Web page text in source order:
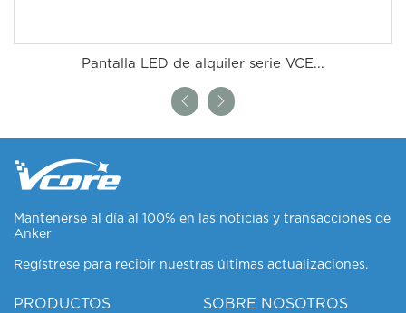
Pantalla LED de alquiler serie VCE...
Mantenerse al día al 100% en las noticias y transacciones de
Anker
Regístrese para recibir nuestras últimas actualizaciones.
PRODUCTOS SOBRE NOSOTROS